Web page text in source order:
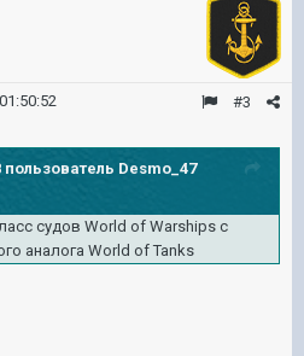
#3
пользователь Desmo_47
судов World of Warships с
аналога World of Tanks